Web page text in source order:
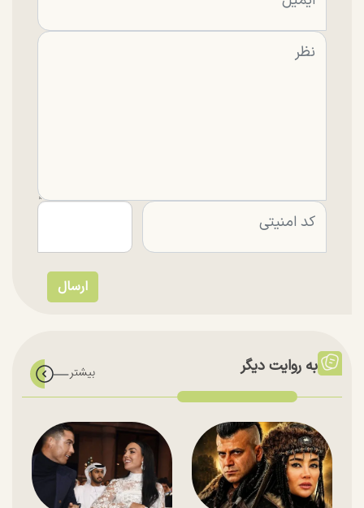
به روایت دیگر